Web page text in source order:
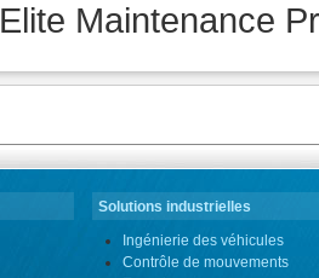
Elite Maintenance
Solutions industrielles
Ingénierie des véhicules
Contrôle de mouvements